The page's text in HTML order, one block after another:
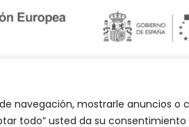
navegación, mostrarle anuncios o
todo” usted da su
Abuelo Actual ©